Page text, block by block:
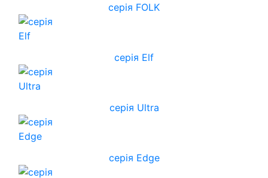
серія FOLK
серія Elf
серія Ultra
серія Edge